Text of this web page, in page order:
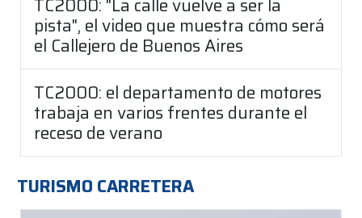
pista", el video que muestra cómo será
el Callejero de Buenos Aires
TC2000: el departamento de motores
trabaja en varios frentes durante el
receso de verano
TURISMO CARRETERA